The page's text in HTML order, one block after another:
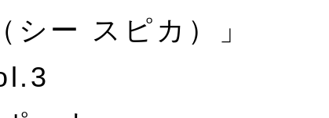
ー スピカ）」